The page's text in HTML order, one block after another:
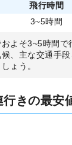
飛行時間
3~5時間
よそ3~5時間で
、主な交通手
ょう。
行きの最安